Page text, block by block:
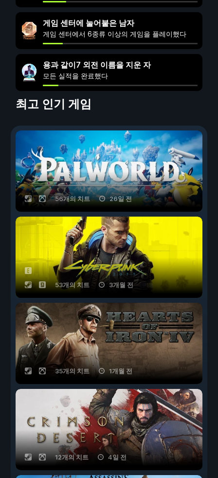
게임 센터에 눌어붙은 남자
게임 센터에서 6종류 이상의 게임을 플레이했다
용과 같이7 외전 이름을 지운 자
모든 실적을 완료했다
최고 인기 게임
56개의 치트 26일 전
53개의 치트 3개월 전
35개의 치트 1개월 전
12개의 치트 4일 전